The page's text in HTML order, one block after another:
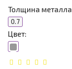
Толщина
0.7
Цвет: